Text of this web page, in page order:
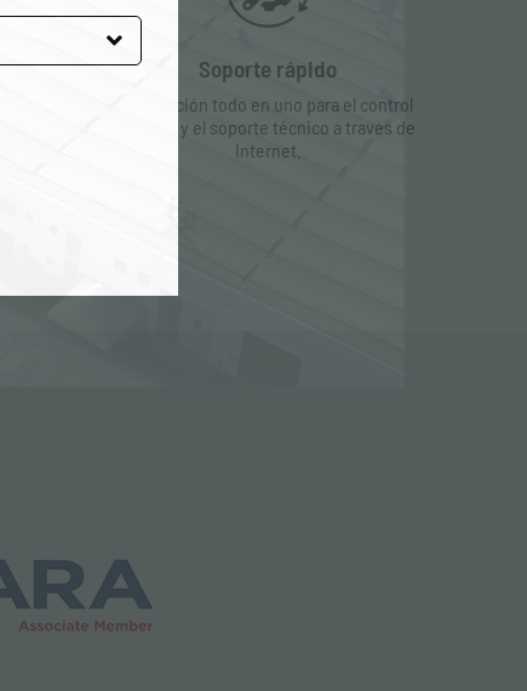
Soporte rápido
La solución todo en uno para el control
remoto y el soporte técnico a través de
Internet.